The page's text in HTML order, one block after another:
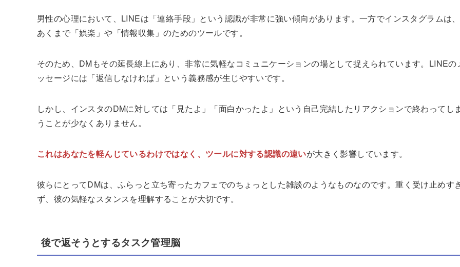
男性の心理において、LINEは「連絡手段」という認識が非常に強い傾向があります。一方でインスタグラムは、
あくまで「娯楽」や「情報収集」のためのツールです。
そのため、DMもその延長線上にあり、非常に気軽なコミュニケーションの場として捉えられています。LINEの
ッセージには「返信しなければ」という義務感が生じやすいです。
しかし、インスタのDMに対しては「見たよ」「面白かったよ」という自己完結したリアクションで終わってし
うことが少なくありません。
これはあなたを軽んじているわけではなく、ツールに対する認識の違いが大きく影響しています。
彼らにとってDMは、ふらっと立ち寄ったカフェでのちょっとした雑談のようなものなのです。重く受け止めす
ず、彼の気軽なスタンスを理解することが大切です。
後で返そうとするタスク管理脳